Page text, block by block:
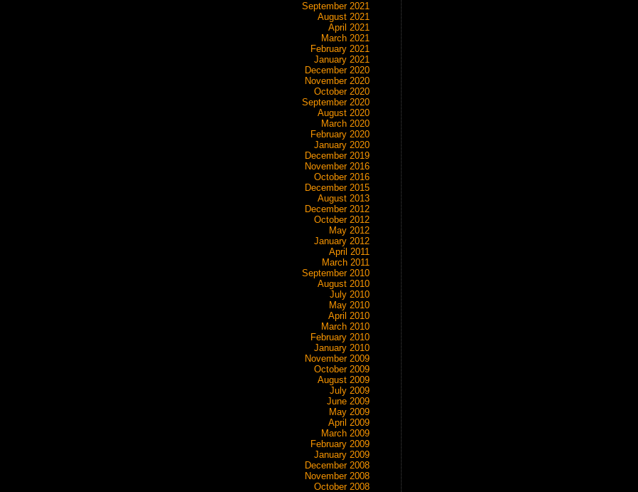
September 2021
August 2021
April 2021
March 2021
February 2021
January 2021
December 2020
November 2020
October 2020
September 2020
August 2020
March 2020
February 2020
January 2020
December 2019
November 2016
October 2016
December 2015
August 2013
December 2012
October 2012
May 2012
January 2012
April 2011
March 2011
September 2010
August 2010
July 2010
May 2010
April 2010
March 2010
February 2010
January 2010
November 2009
October 2009
August 2009
July 2009
June 2009
May 2009
April 2009
March 2009
February 2009
January 2009
December 2008
November 2008
October 2008